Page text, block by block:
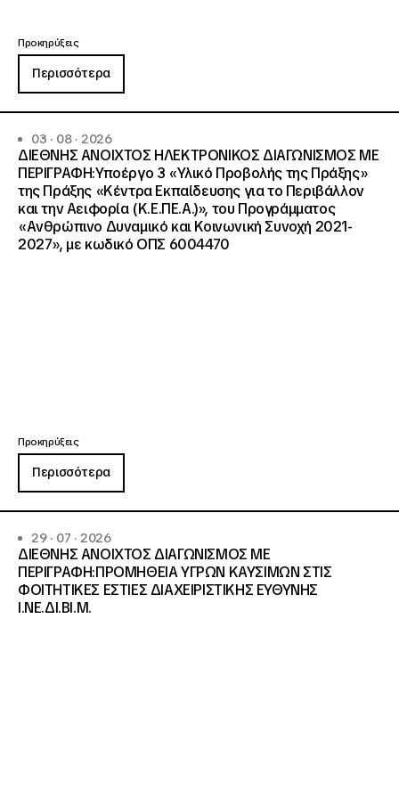
Προκηρύξεις
Περισσότερα
03 · 08 · 2026
ΔΙΕΘΝΗΣ ΑΝΟΙΧΤΟΣ ΗΛΕΚΤΡΟΝΙΚΟΣ ΔΙΑΓΩΝΙΣΜΟΣ ΜΕ
ΠΕΡΙΓΡΑΦΗ:Υποέργο 3 «Υλικό Προβολής της Πράξης»
της Πράξης «Κέντρα Εκπαίδευσης για το Περιβάλλον
και την Αειφορία (Κ.Ε.ΠΕ.Α.)», του Προγράμματος
«Ανθρώπινο Δυναμικό και Κοινωνική Συνοχή 2021-
2027», με κωδικό ΟΠΣ 6004470
Προκηρύξεις
Περισσότερα
29 · 07 · 2026
ΔΙΕΘΝΗΣ ΑΝΟΙΧΤΟΣ ΔΙΑΓΩΝΙΣΜΟΣ ΜΕ
ΠΕΡΙΓΡΑΦΗ:ΠΡΟΜΗΘΕΙΑ ΥΓΡΩΝ ΚΑΥΣΙΜΩΝ ΣΤΙΣ
ΦΟΙΤΗΤΙΚΕΣ ΕΣΤΙΕΣ ΔΙΑΧΕΙΡΙΣΤΙΚΗΣ ΕΥΘΥΝΗΣ
Ι.ΝΕ.ΔΙ.ΒΙ.Μ.